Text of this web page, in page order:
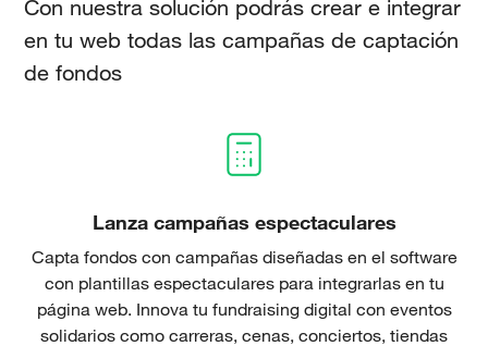
Con nuestra solución podrás crear e integrar
en tu web todas las campañas de captación
de fondos
Lanza campañas espectaculares
Capta fondos con campañas diseñadas en el software
con plantillas espectaculares para integrarlas en tu
página web. Innova tu fundraising digital con eventos
solidarios como carreras, cenas, conciertos, tiendas